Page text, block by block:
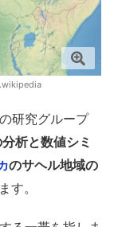
研究グループ
析と数値シミ
のサヘル地域の
す。